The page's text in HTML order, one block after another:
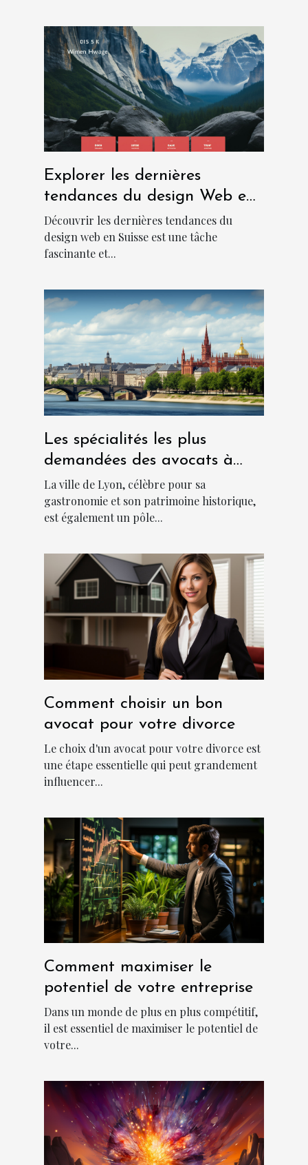
Explorer les dernières
tendances du design Web en
Suisse
Découvrir les dernières tendances du
design web en Suisse est une tâche
fascinante et...
Les spécialités les plus
demandées des avocats à
Lyon
La ville de Lyon, célèbre pour sa
gastronomie et son patrimoine historique,
est également un pôle...
Comment choisir un bon
avocat pour votre divorce
Le choix d'un avocat pour votre divorce est
une étape essentielle qui peut grandement
influencer...
Comment maximiser le
potentiel de votre entreprise
Dans un monde de plus en plus compétitif,
il est essentiel de maximiser le potentiel de
votre...